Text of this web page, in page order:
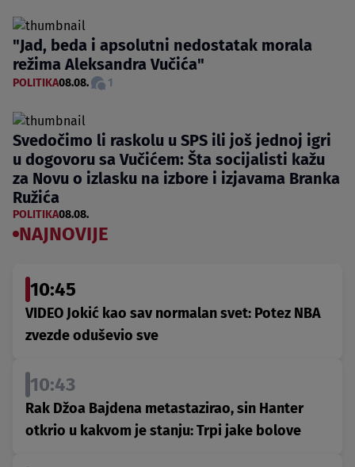
"Jad, beda i apsolutni nedostatak morala
režima Aleksandra Vučića"
POLITIKA08.08. 1
Svedočimo li raskolu u SPS ili još jednoj igri
u dogovoru sa Vučićem: Šta socijalisti kažu
za Novu o izlasku na izbore i izjavama Branka
Ružića
POLITIKA08.08.
NAJNOVIJE
10:45
VIDEO Jokić kao sav normalan svet: Potez NBA
zvezde oduševio sve
10:43
Rak Džoa Bajdena metastazirao, sin Hanter
otkrio u kakvom je stanju: Trpi jake bolove